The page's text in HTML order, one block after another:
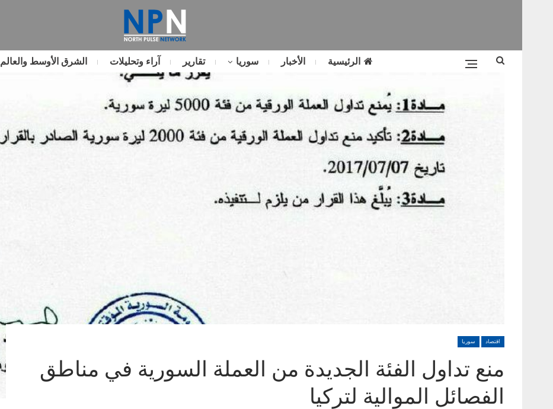
الرئيسية الأخبار سوريا تقارير آراء وتحليلات الشرق الأوسط والعالم
اقتصاد سوريا
منع تداول الفئة الجديدة من العملة السورية في مناطق
الفصائل الموالية لتركيا